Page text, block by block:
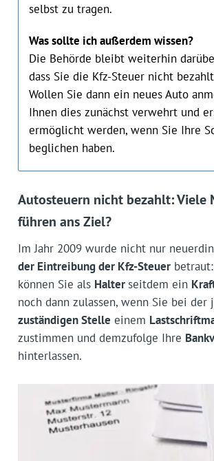
selbst zu tragen.
Was sollte ich außerdem wissen?
Die Behörde bleibt weiterhin
dass Sie die Kfz-Steuer nicht
Wollen Sie dann ein neues Auto
Ihnen dies zunächst verwehrt und
ermöglicht werden, wenn Sie Ihre
beglichen haben.
Autosteuern nicht bezahlt: Viele
führen ans Ziel?
Im Jahr 2009 wurde nicht nur
der Eintreibung der Kfz-Steuer
können Sie als Halterseitdem ein
noch dann zulassen, wenn Sie bei
zuständigen Stelle einem
zustimmen und demzufolge Ihre
hinterlassen.